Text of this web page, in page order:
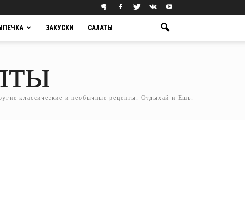
ЗАКУСКИ САЛАТЫ
классические и необычные рецепты. Отдыхай и Ешь.